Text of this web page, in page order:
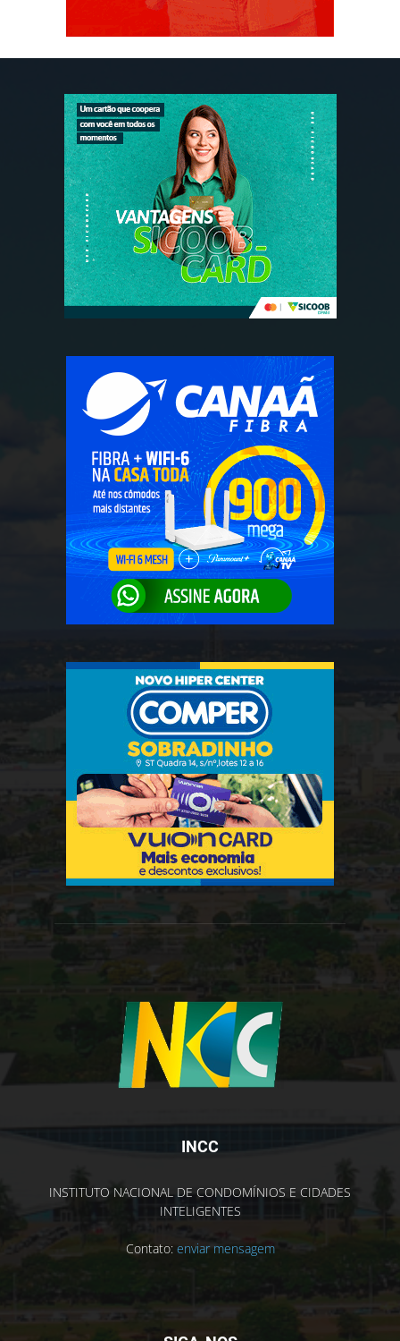
INCC
INSTITUTO NACIONAL DE CONDOMÍNIOS E CIDADES
INTELIGENTES
Contato: enviar mensagem